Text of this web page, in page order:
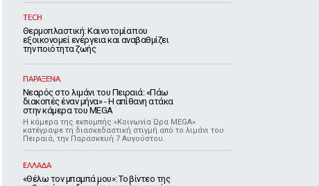
TECH
Θερμοπλαστική: Καινοτομία που
εξοικονομεί ενέργεια και αναβαθμίζει
την ποιότητα ζωής
ΠΑΡΑΞΕΝΑ
Νεαρός στο λιμάνι του Πειραιά: «Πάω
διακοπές έναν μήνα» - Η απίθανη ατάκα
στην κάμερα του MEGA
Η κάμερα της εκπομπής «Κοινωνία Ώρα MEGA»
κατέγραψε τη διασκεδαστική στιγμή από το λιμάνι του
Πειραιά, την Παρασκευή 7 Αυγούστου.
ΕΛΛΑΔΑ
«Θέλω τον μπαμπά μου»: Το βίντεο της